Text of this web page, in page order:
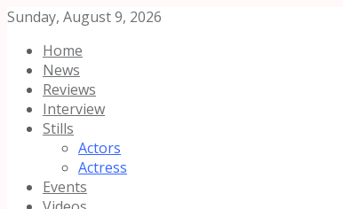
Sunday, August 9, 2026
Home
News
Reviews
Interview
Stills
Actors
Actress
Events